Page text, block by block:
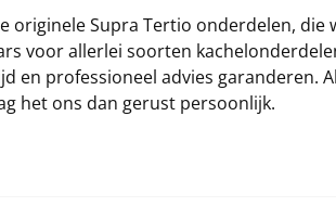
originele Supra Tertio onderdelen, die
voor allerlei soorten
en professioneel advies garanderen.
het ons dan gerust persoonlijk.